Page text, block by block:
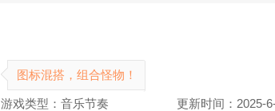
图标混搭，组合怪物！
游戏类型：音乐节奏
更新时间：2025-